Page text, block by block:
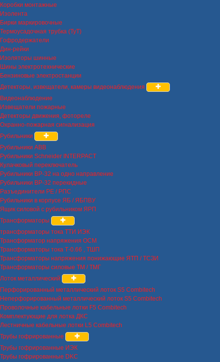
Коробки монтажные
Изолента
Бирки маркировочные
Термоусадочная трубка (ТуТ)
Гофродержатели
Дин-рейки
Изоляторы шинные
Шины электротехнические
Бензиновые электростанции
Детекторы, извещатели, камеры видеонаблюдения
Видеонаблюдение
Извещатели пожарные
Детекторы движения, фотореле
Охранно-пожарная сигнализация
Рубильники
Рубильники ABB
Рубильники Schneider INTERPACT
Кулачковый переключатель
Рубильники ВР-32 на одно направление
Рубильники ВР-32 перекидные
Разъединители РЕ / РПС
Рубильники в корпусе ЯБ / ЯБПВУ
Ящик силовой с рубильником ЯРП
Трансформаторы
трансформаторы тока ТТИ ИЭК
Трансформатор напряжения ОСМ
Трансформаторы тока Т-0.66 , ТШП
Трансформаторы напряжения понижающие ЯТП / ТСЗИ
Трансформаторы силовые ТМ / ТМГ
Лоток металлический
Перфорированный металлический лоток S5 Combitech
Неперфорированный металлический лоток S5 Combitech
Проволочные кабельные лотки F5 Combitech
Комплектующие для лотка ДКС
Лестничные кабельные лотки L5 Combitech
Трубы гофрированные
Трубы гофрированные ИЭК
Трубы гофрированные DKC